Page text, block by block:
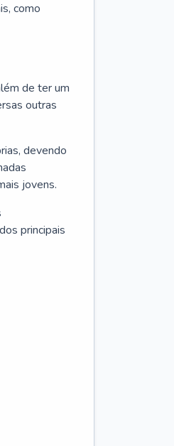
como
de ter um
outras
devendo
jovens.
principais